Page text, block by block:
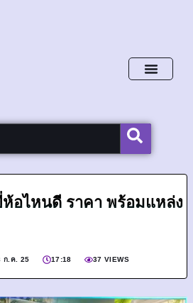
อไหนดี ราคา พร้อมแหล่ง
ก.ค. 25 17:18 37 VIEWS